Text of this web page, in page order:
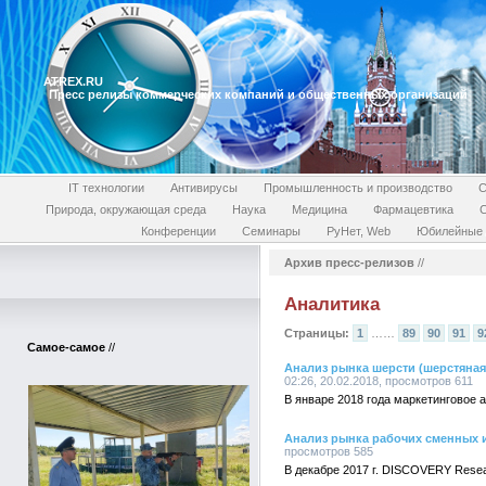
ATREX.RU
Пресс релизы коммерческих компаний и общественных организаций
IT технологии Антивирусы Промышленность и производство
Природа, окружающая среда
Наука Медицина Фармацевтика
Конференции
Семинары РуНет, Web Юбилейные
Самое-самое //
Архив пресс-релизов //
Аналитика
Страницы: 1 89 90 91
Анализ рынка шерсти
02:26, 20.02.2018, просмотров 611
В январе 2018 года
Анализ рынка рабочих сменных
просмотров 585
В декабре 2017 г. DISCOVERY